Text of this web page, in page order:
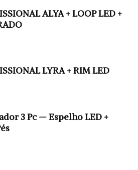
ALYA + LOOP LED +
LYRA + RIM LED
3 Pc — Espelho LED +